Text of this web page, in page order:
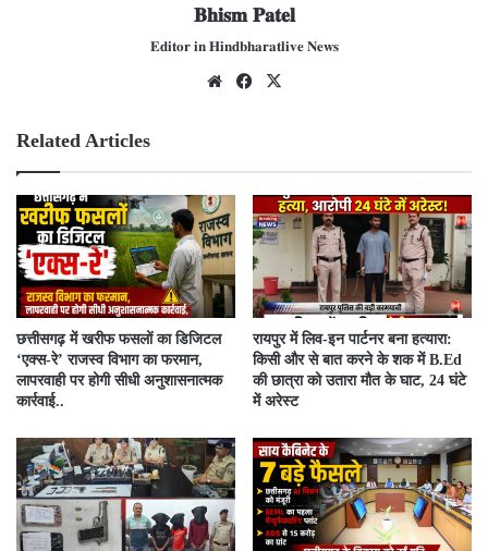
𝐁𝐡𝐢𝐬𝐦 𝐏𝐚𝐭𝐞𝐥
𝐄𝐝𝐢𝐭𝐨𝐫 𝐢𝐧 𝐇𝐢𝐧𝐝𝐛𝐡𝐚𝐫𝐚𝐭𝐥𝐢𝐯𝐞 𝐍𝐞𝐰𝐬
We
Fac
Related Articles
​छत्तीसगढ़ में खरीफ फसलों का डिजिटल
‘एक्स-रे’ राजस्व विभाग का फरमान,
लापरवाही पर होगी सीधी अनुशासनात्मक
कार्रवाई..
रायपुर में लिव-इन पार्टनर बना हत्यारा:
किसी और से बात करने के शक में B.Ed
की छात्रा को उतारा मौत के घाट, 24 घंटे
में अरेस्ट